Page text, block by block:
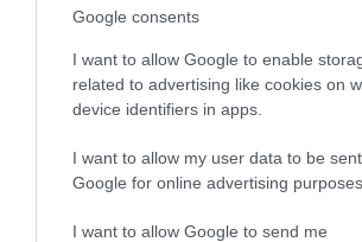
Google consents
I want to allow Google to enable
related to advertising like cookies on
device identifiers in apps.
I want to allow my user data to be
Google for online advertising purposes.
I want to allow Google to send me
Ενημέρωσης. Σε μια εφ’ όλης
συνέντευξη στον Βασίλη
το χρονοδιάγραμμα για τις
ραδιοφωνικές άδειες, το πακέτο
πρωτοβουλία για την άρση της
διαδίκτυο.